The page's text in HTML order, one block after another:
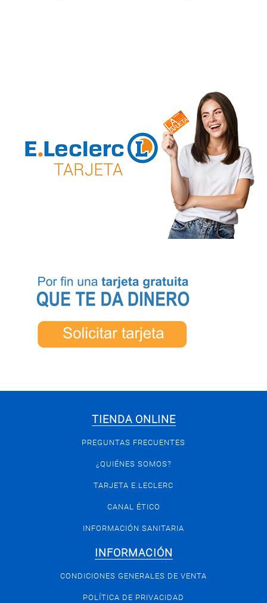
TIENDA ONLINE
PREGUNTAS FRECUENTES
¿QUIÉNES SOMOS?
TARJETA E.LECLERC
CANAL ÉTICO
INFORMACIÓN SANITARIA
INFORMACIÓN
CONDICIONES GENERALES DE VENTA
POLÍTICA DE PRIVACIDAD